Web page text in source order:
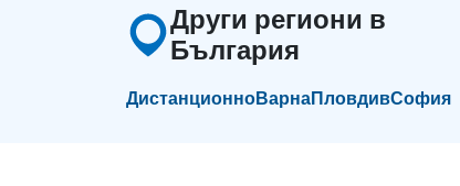
Други региони в
България
ДистанционноВарнаПловдивСофия